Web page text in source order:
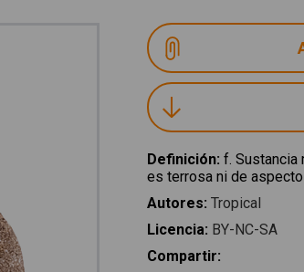
Definición: f. Sustancia
es terrosa ni de
Autores: Tropical
Licencia: BY-NC-SA
Compartir: